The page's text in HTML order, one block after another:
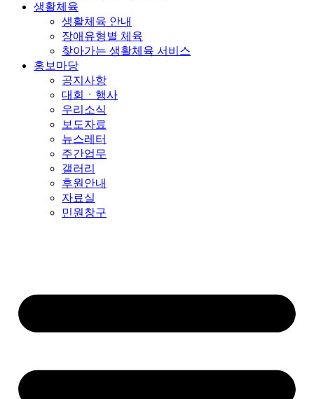
생활체육
생활체육 안내
장애유형별 체육
찾아가는 생활체육 서비스
홍보마당
공지사항
대회ㆍ행사
우리소식
보도자료
뉴스레터
주간업무
갤러리
후원안내
자료실
민원창구